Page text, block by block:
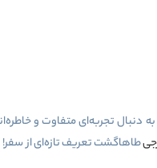
دنبال تجربه‌ای متفاوت و
طاهاگشت تعریف تازه‌ای از سفر‌!‌